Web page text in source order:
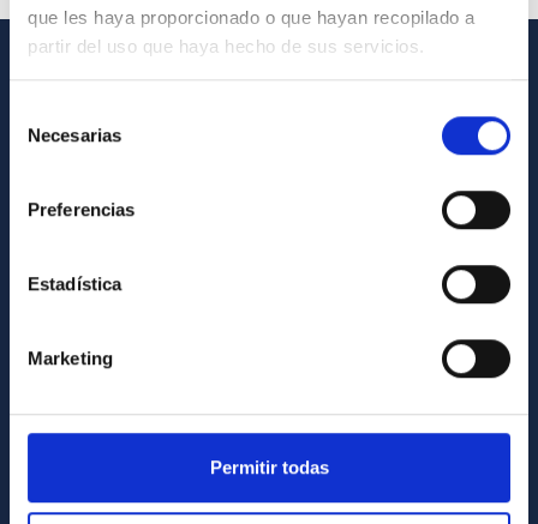
que les haya proporcionado o que hayan recopilado a
partir del uso que haya hecho de sus servicios.
Necesarias
Preferencias
Estadística
Marketing
Permitir todas
Contacto
Directorio de personal
INFORMACIÓN INSTITUCIONAL
Legislación
Código ético y política antifraude